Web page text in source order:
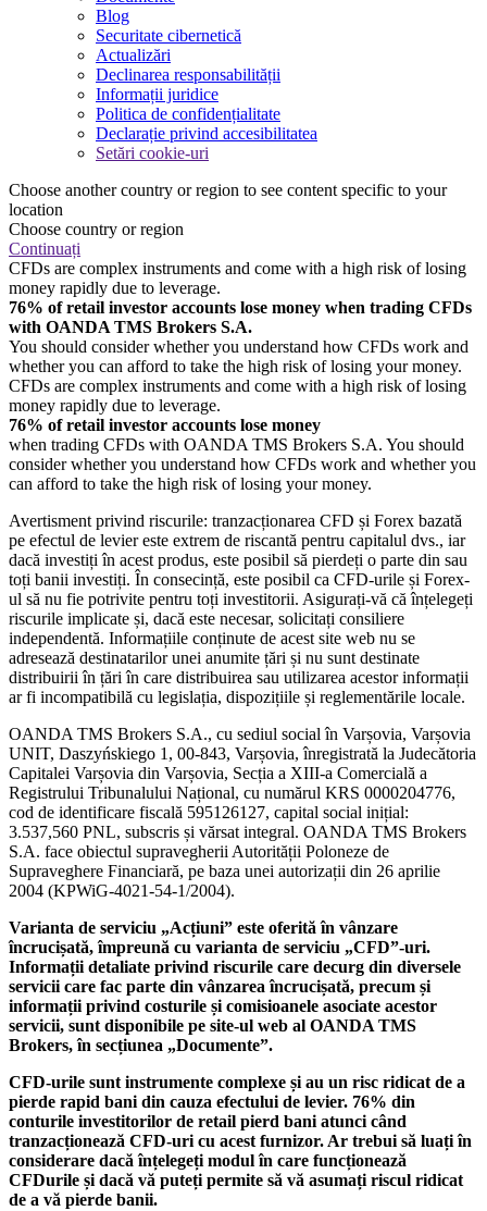
Blog
Securitate cibernetică
Actualizări
Declinarea responsabilității
Informații juridice
Politica de confidențialitate
Declarație privind accesibilitatea
Setări cookie-uri
Choose another country or region to see content specific to your
location
Choose country or region
Continuați
CFDs are complex instruments and come with a high risk of losing
money rapidly due to leverage.
76% of retail investor accounts lose money when trading CFDs
with OANDA TMS Brokers S.A.
You should consider whether you understand how CFDs work and
whether you can afford to take the high risk of losing your money.
CFDs are complex instruments and come with a high risk of losing
money rapidly due to leverage.
76% of retail investor accounts lose money
when trading CFDs with OANDA TMS Brokers S.A. You should
consider whether you understand how CFDs work and whether you
can afford to take the high risk of losing your money.
Avertisment privind riscurile: tranzacționarea CFD și Forex bazată
pe efectul de levier este extrem de riscantă pentru capitalul dvs., iar
dacă investiți în acest produs, este posibil să pierdeți o parte din sau
toți banii investiți. În consecință, este posibil ca CFD-urile și Forex-
ul să nu fie potrivite pentru toți investitorii. Asigurați-vă că înțelegeți
riscurile implicate și, dacă este necesar, solicitați consiliere
independentă. Informațiile conținute de acest site web nu se
adresează destinatarilor unei anumite țări și nu sunt destinate
distribuirii în țări în care distribuirea sau utilizarea acestor informații
ar fi incompatibilă cu legislația, dispozițiile și reglementările locale.
OANDA TMS Brokers S.A., cu sediul social în Varșovia, Varșovia
UNIT, Daszyńskiego 1, 00-843, Varșovia, înregistrată la Judecătoria
Capitalei Varșovia din Varșovia, Secția a XIII-a Comercială a
Registrului Tribunalului Național, cu numărul KRS 0000204776,
cod de identificare fiscală 595126127, capital social inițial:
3.537,560 PNL, subscris și vărsat integral. OANDA TMS Brokers
S.A. face obiectul supravegherii Autorității Poloneze de
Supraveghere Financiară, pe baza unei autorizații din 26 aprilie
2004 (KPWiG-4021-54-1/2004).
Varianta de serviciu „Acțiuni” este oferită în vânzare
încrucișată, împreună cu varianta de serviciu „CFD”-uri.
Informații detaliate privind riscurile care decurg din diversele
servicii care fac parte din vânzarea încrucișată, precum și
informații privind costurile și comisioanele asociate acestor
servicii, sunt disponibile pe site-ul web al OANDA TMS
Brokers, în secțiunea „Documente”.
CFD-urile sunt instrumente complexe și au un risc ridicat de a
pierde rapid bani din cauza efectului de levier. 76% din
conturile investitorilor de retail pierd bani atunci când
tranzacționează CFD-uri cu acest furnizor. Ar trebui să luați în
considerare dacă înțelegeți modul în care funcționează
CFDurile și dacă vă puteți permite să vă asumați riscul ridicat
de a vă pierde banii.